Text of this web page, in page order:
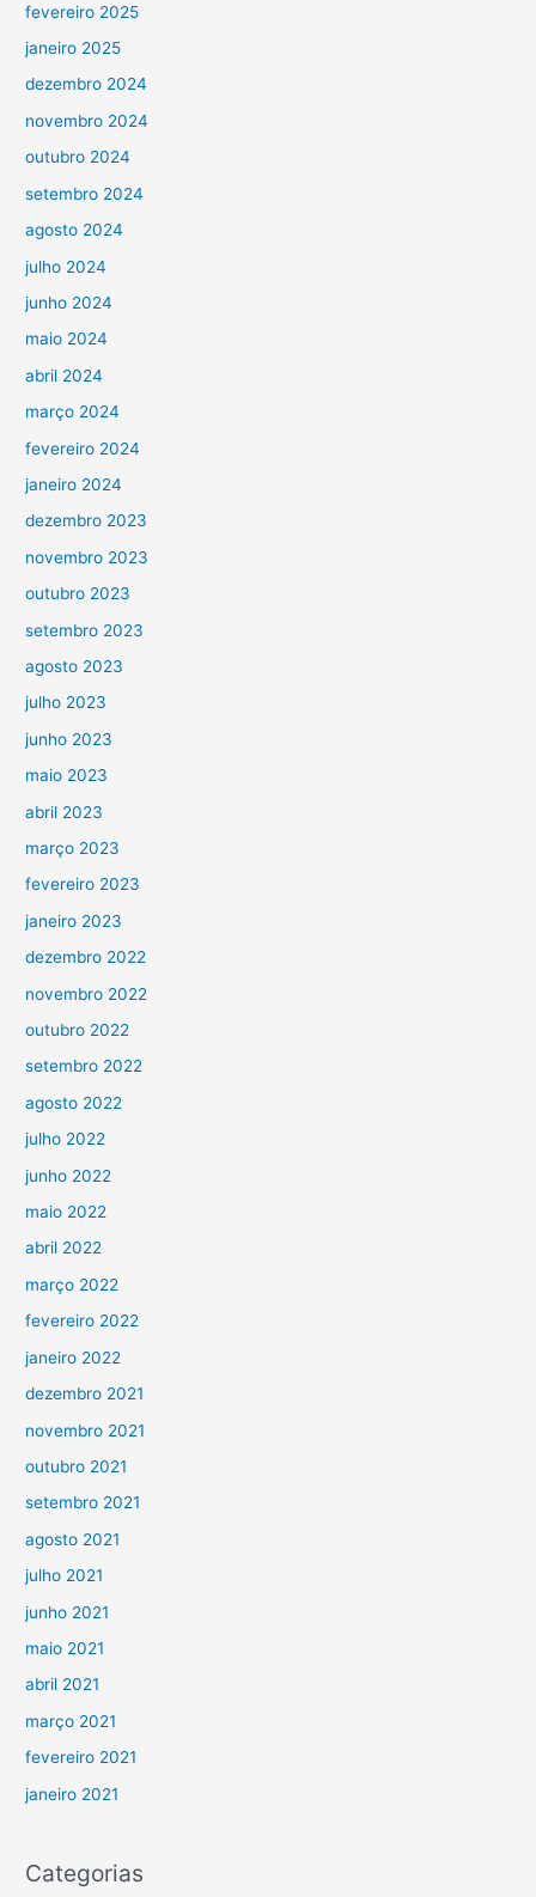
fevereiro 2025
janeiro 2025
dezembro 2024
novembro 2024
outubro 2024
setembro 2024
agosto 2024
julho 2024
junho 2024
maio 2024
abril 2024
março 2024
fevereiro 2024
janeiro 2024
dezembro 2023
novembro 2023
outubro 2023
setembro 2023
agosto 2023
julho 2023
junho 2023
maio 2023
abril 2023
março 2023
fevereiro 2023
janeiro 2023
dezembro 2022
novembro 2022
outubro 2022
setembro 2022
agosto 2022
julho 2022
junho 2022
maio 2022
abril 2022
março 2022
fevereiro 2022
janeiro 2022
dezembro 2021
novembro 2021
outubro 2021
setembro 2021
agosto 2021
julho 2021
junho 2021
maio 2021
abril 2021
março 2021
fevereiro 2021
janeiro 2021
Categorias